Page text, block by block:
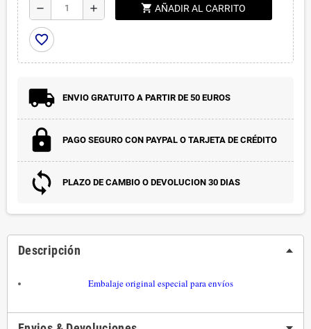
remove add shopping_cart AÑADIR AL CARRITO
favorite_border
ENVIO GRATUITO A PARTIR DE 50 EUROS
PAGO SEGURO CON PAYPAL O TARJETA DE CRÉDITO
PLAZO DE CAMBIO O DEVOLUCION 30 DIAS
Descripción
Embalaje original especial para envíos